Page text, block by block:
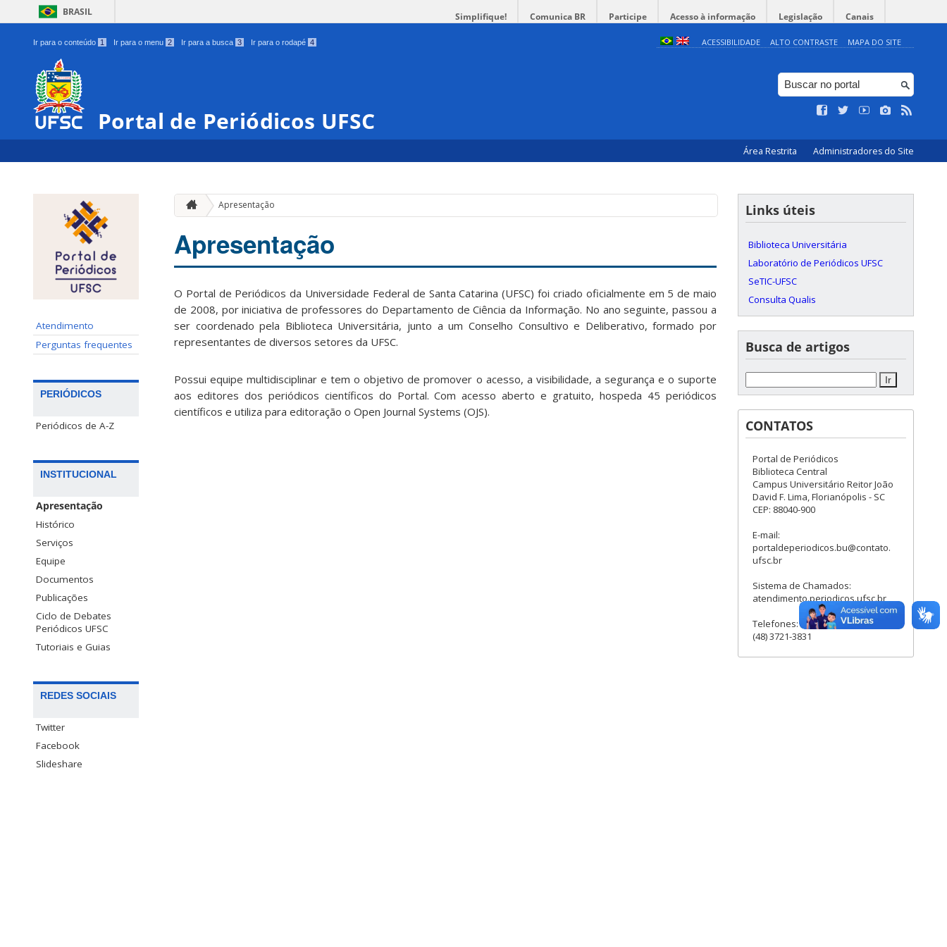
BRASIL Simplifique! Comunica BR Participe Acesso à informação Legislação Canais
Ir para o conteúdo 1 Ir para o menu 2 Ir para a busca 3 Ir para o rodapé 4 ACESSIBILIDADE ALTO CONTRASTE MAPA DO SITE
Portal de Periódicos UFSC
Área Restrita Administradores do Site
Atendimento
Perguntas frequentes
PERIÓDICOS
Periódicos de A-Z
INSTITUCIONAL
Apresentação
Histórico
Serviços
Equipe
Documentos
Publicações
Ciclo de Debates
Periódicos UFSC
Tutoriais e Guias
REDES SOCIAIS
Twitter
Facebook
Slideshare
Apresentação
Apresentação
O Portal de Periódicos da Universidade Federal de Santa Catarina (UFSC) foi criado oficialmente em 5 de maio
de 2008, por iniciativa de professores do Departamento de Ciência da Informação. No ano seguinte, passou a
ser coordenado pela Biblioteca Universitária, junto a um Conselho Consultivo e Deliberativo, formado por
representantes de diversos setores da UFSC.
Possui equipe multidisciplinar e tem o objetivo de promover o acesso, a visibilidade, a segurança e o suporte
aos editores dos periódicos científicos do Portal. Com acesso aberto e gratuito, hospeda 45 periódicos
científicos e utiliza para editoração o Open Journal Systems (OJS).
Links úteis
Biblioteca Universitária
Laboratório de Periódicos UFSC
SeTIC-UFSC
Consulta Qualis
Busca de artigos
CONTATOS
Portal de Periódicos
Biblioteca Central
Campus Universitário Reitor João
David F. Lima, Florianópolis - SC
CEP: 88040-900
E-mail:
portaldeperiodicos.bu@contato.
ufsc.br
Sistema de Chamados:
atendimento.periodicos.ufsc.br
Telefones:
(48) 3721-3831